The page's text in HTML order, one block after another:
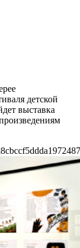
детской
выставка